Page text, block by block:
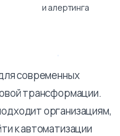
и алертинга
современных
трансформации.
организациям,
к автоматизации